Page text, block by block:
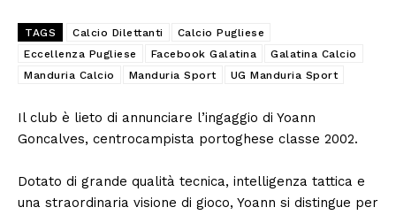
TAGS Calcio Dilettanti
Calcio Pugliese
Eccellenza Pugliese
Facebook Galatina
Galatina Calcio
Manduria Calcio
Manduria Sport UG Manduria Sport
Il club è lieto di annunciare l’ingaggio di Yoann
Goncalves, centrocampista portoghese classe 2002.
Dotato di grande qualità tecnica, intelligenza tattica e
una straordinaria visione di gioco, Yoann si distingue per